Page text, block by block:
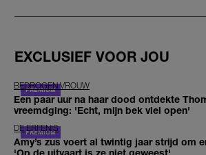
EXCLUSIEF VOOR JOU
BEDROGEN VROUW
Een paar uur na haar dood ontdekte
vreemdging: 'Echt, mijn bek viel open'
DE ERFENIS
Amy’s zus voert al twintig jaar strijd om
'Op de uitvaart is ze niet geweest'